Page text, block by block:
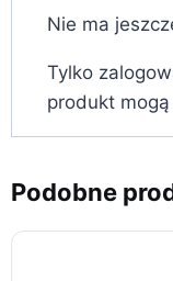
Nie ma
Tylko
produkt
Podobne